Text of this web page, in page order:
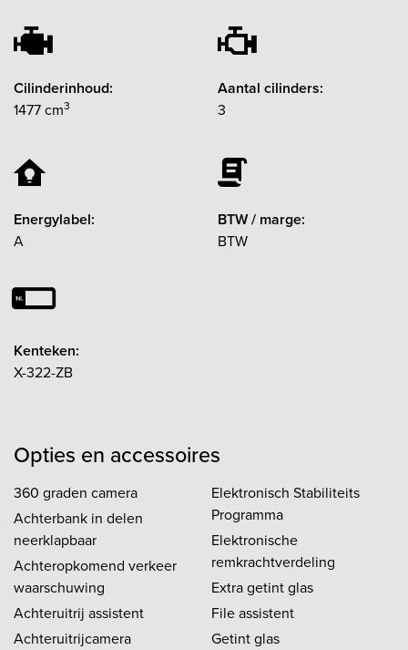
Cilinderinhoud:
1477 cm3
Aantal cilinders:
3
Energylabel:
A
BTW / marge:
BTW
Kenteken:
X-322-ZB
Opties en accessoires
360 graden camera
Achterbank in delen
neerklapbaar
Achteropkomend verkeer
waarschuwing
Achteruitrij assistent
Achteruitrijcamera
Elektronisch Stabiliteits
Programma
Elektronische
remkrachtverdeling
Extra getint glas
File assistent
Getint glas